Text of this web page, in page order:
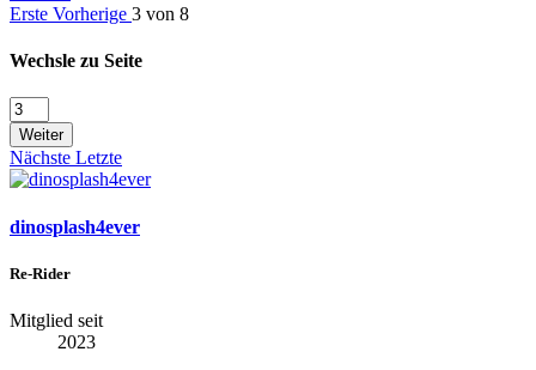
Erste Vorherige 3 von 8
Wechsle zu Seite
Weiter
Nächste Letzte
dinosplash4ever
Re-Rider
Mitglied seit
2023